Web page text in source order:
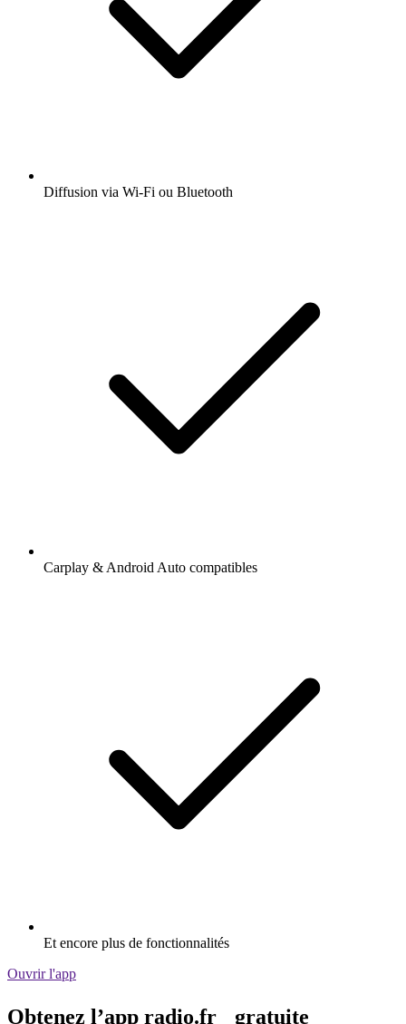
Diffusion via Wi-Fi ou Bluetooth
Carplay & Android Auto compatibles
Et encore plus de fonctionnalités
Ouvrir l'app
Obtenez l’app radio.fr gratuite